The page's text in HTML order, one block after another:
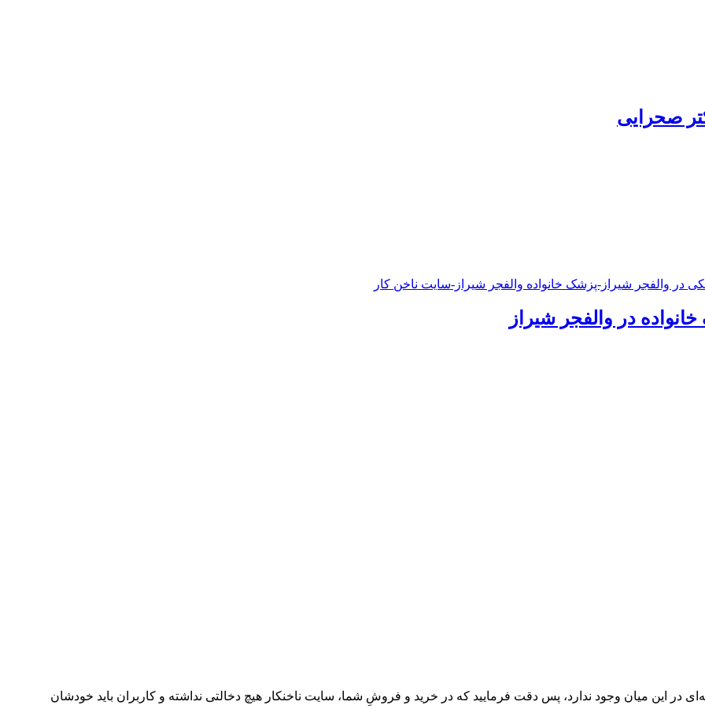
صحرایی
در والفجر شیراز
در این میان وجود ندارد، پس دقت فرمایید که در خرید و فروشِ شما، سایت ناخنکار هیچ دخالتی نداشته و کاربران باید خودشان